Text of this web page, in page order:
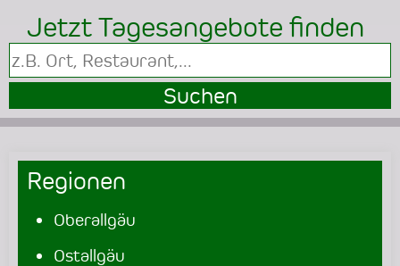
Jetzt Tagesangebote finden
Suchen
Regionen
Oberallgäu
Ostallgäu